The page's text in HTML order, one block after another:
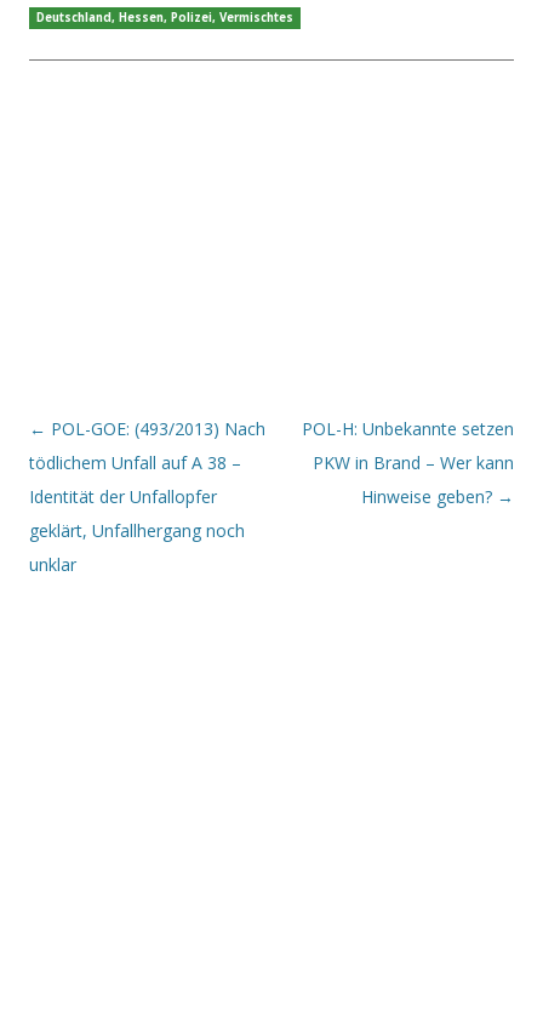
Deutschland, Hessen, Polizei, Vermischtes
Beitrags-Navigation
← POL-GOE: (493/2013) Nach
tödlichem Unfall auf A 38 –
Identität der Unfallopfer
geklärt, Unfallhergang noch
unklar
POL-H: Unbekannte setzen
PKW in Brand – Wer kann
Hinweise geben? →